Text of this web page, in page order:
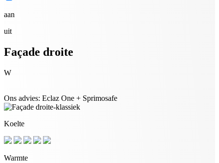
aan
uit
Façade droite
W
Ons advies: Eclaz One + Sprimosafe
Koelte
Warmte